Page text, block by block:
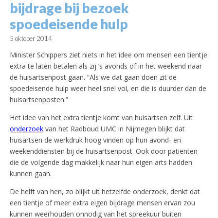
bijdrage bij bezoek
spoedeisende hulp
5 oktober 2014
Minister Schippers ziet niets in het idee om mensen een tientje
extra te laten betalen als zij ’s avonds of in het weekend naar
de huisartsenpost gaan. “Als we dat gaan doen zit de
spoedeisende hulp weer heel snel vol, en die is duurder dan de
huisartsenposten.”
Het idee van het extra tientje komt van huisartsen zelf. Uit
onderzoek van het Radboud UMC in Nijmegen blijkt dat
huisartsen de werkdruk hoog vinden op hun avond- en
weekenddiensten bij de huisartsenpost. Ook door patiënten
die de volgende dag makkelijk naar hun eigen arts hadden
kunnen gaan.
De helft van hen, zo blijkt uit hetzelfde onderzoek, denkt dat
een tientje of meer extra eigen bijdrage mensen ervan zou
kunnen weerhouden onnodig van het spreekuur buiten